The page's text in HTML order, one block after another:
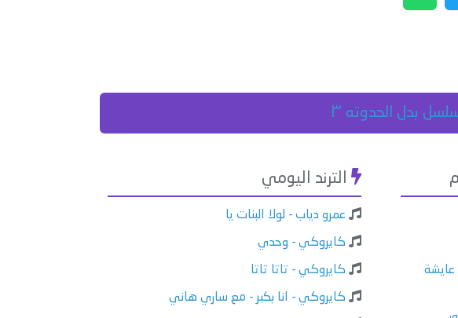
بدل الحدوته ٣
عايشة
الترند اليومي
عمرو دياب - لولا البنات يا
كايروكي - وحدي
كايروكي - تاتا تاتا
كايروكي - انا بكبر - مع ساري هاني